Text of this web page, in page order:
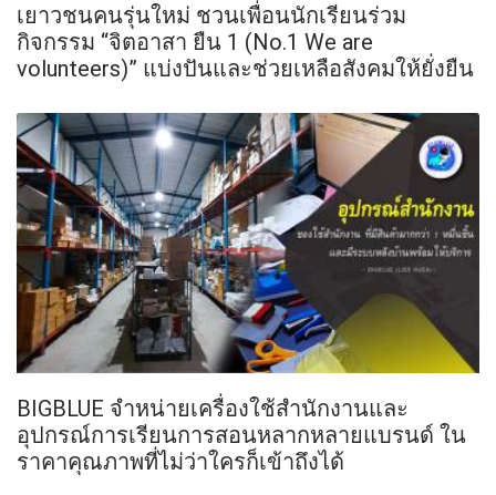
เยาวชนคนรุ่นใหม่ ชวนเพื่อนนักเรียนร่วม
กิจกรรม “จิตอาสา ยืน 1 (No.1 We are
volunteers)” แบ่งปันและช่วยเหลือสังคมให้ยั่งยืน
BIGBLUE จำหน่ายเครื่องใช้สำนักงานและ
อุปกรณ์การเรียนการสอนหลากหลายแบรนด์ ใน
ราคาคุณภาพที่ไม่ว่าใครก็เข้าถึงได้